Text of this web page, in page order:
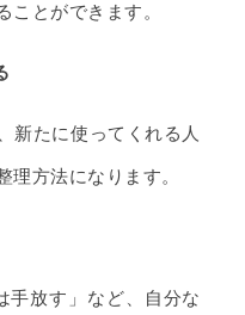
ことができます。
新たに使ってくれる人
理方法になります。
手放す」など、自分な